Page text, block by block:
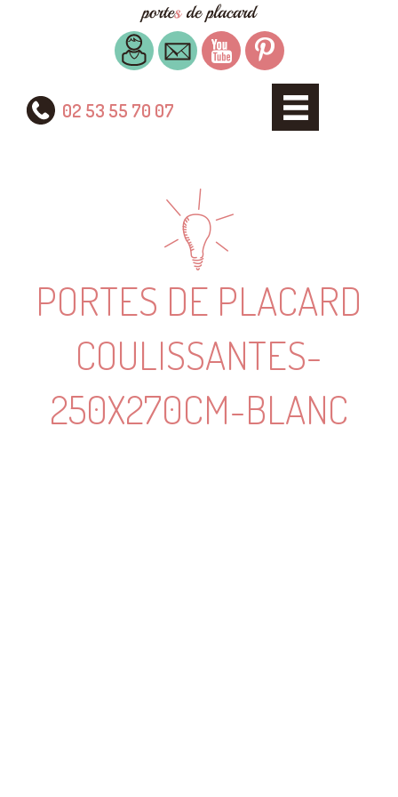
02 53 55 70 07
PORTES DE PLACARD
COULISSANTES-
250X270CM-BLANC